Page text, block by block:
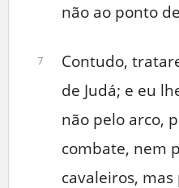
não ao ponto
7
Contudo,
de Judá; e eu
não pelo arco,
combate, nem
cavaleiros, mas